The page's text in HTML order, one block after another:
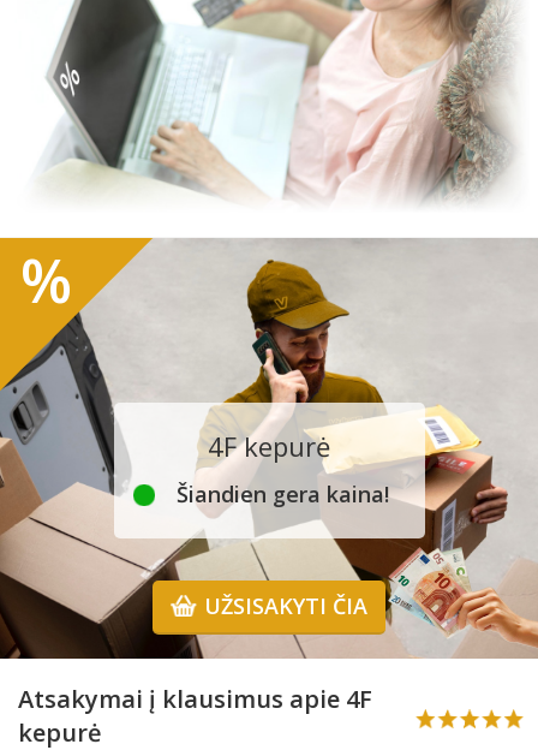
4F kepurė
Šiandien gera kaina!
UŽSISAKYTI ČIA
%
Atsakymai į klausimus apie 4F
kepurė